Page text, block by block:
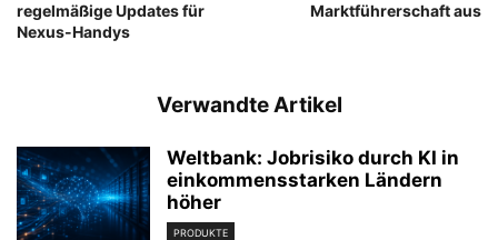
regelmäßige Updates für
Nexus-Handys
Marktführerschaft aus
Verwandte Artikel
Weltbank: Jobrisiko durch KI in
einkommensstarken Ländern
höher
PRODUKTE